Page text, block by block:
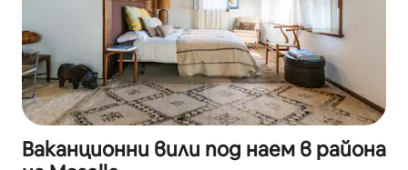
Ваканционни вили под наем в района